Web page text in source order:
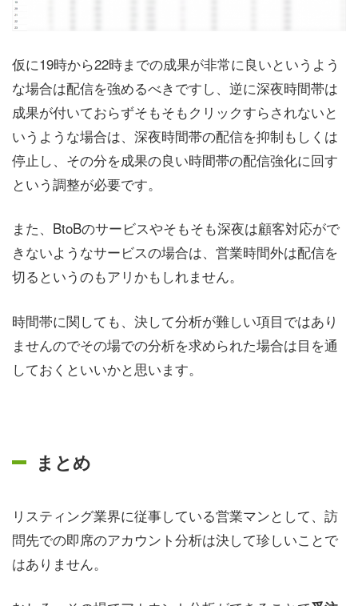
仮に19時から22時までの成果が非常に良いというよう
な場合は配信を強めるべきですし、逆に深夜時間帯は
成果が付いておらずそもそもクリックすらされないと
いうような場合は、深夜時間帯の配信を抑制もしくは
停止し、その分を成果の良い時間帯の配信強化に回す
という調整が必要です。
また、BtoBのサービスやそもそも深夜は顧客対応がで
きないようなサービスの場合は、営業時間外は配信を
切るというのもアリかもしれません。
時間帯に関しても、決して分析が難しい項目ではあり
ませんのでその場での分析を求められた場合は目を通
しておくといいかと思います。
まとめ
リスティング業界に従事している営業マンとして、訪
問先での即席のアカウント分析は決して珍しいことで
はありません。